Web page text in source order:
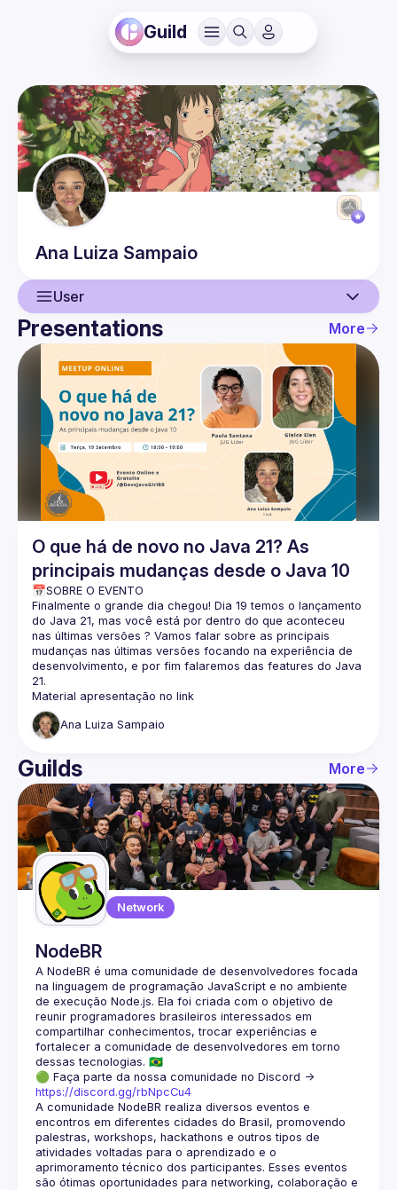
Guild
Ana Luiza Sampaio
User
User
Presentations
Events
Guilds
Presentations More
O que há de novo no Java 21? As
principais mudanças desde o Java 10
📅SOBRE O EVENTO
Finalmente o grande dia chegou! Dia 19 temos o lançamento
do Java 21, mas você está por dentro do que aconteceu
nas últimas versões ? Vamos falar sobre as principais
mudanças nas últimas versões focando na experiência de
desenvolvimento, e por fim falaremos das features do Java
21.
Material apresentação no link
🚩 NOSSAS PALESTRANTES
Paula Santana
Jug Líder, backend engineer, 10 anos de xp em Java,
palestrante e mentora. MVP 2020-2022.
📸 Instagram: @paulasantanajava
🐤Twitter: @psanrosa13
💼 LinkedIn: /in/paula-macedo-santana-dev
Gleice Elen
Apaixonada por tecnologia e educação, desenvolvedora
backend Java há 6 anos, JUG/Community Leader no Devs
JavaGirl.
🐤Twitter: @gleiceellen
💼 LinkedIn: /in/gleice-elen-silva
🎤 HOST
Desenvolvedora backend Java há 4 anos, professora de
programação e JUG Community Manager no Devs JavaGirl.
📸 Instagram: @analu.io
🐤Twitter: @analupontoio
💼 LinkedIn: in/sampaioaanaluiza
Ana Luiza Sampaio
Guilds More
Network
NodeBR
A NodeBR é uma comunidade de desenvolvedores focada
na linguagem de programação JavaScript e no ambiente
de execução Node.js. Ela foi criada com o objetivo de
reunir programadores brasileiros interessados em
compartilhar conhecimentos, trocar experiências e
fortalecer a comunidade de desenvolvedores em torno
🟢 Faça parte da nossa comunidade no Discord ->
https://discord.gg/rbNpcCu4
A comunidade NodeBR realiza diversos eventos e
encontros em diferentes cidades do Brasil, promovendo
palestras, workshops, hackathons e outros tipos de
atividades voltadas para o aprendizado e o
aprimoramento técnico dos participantes. Esses eventos
são ótimas oportunidades para networking, colaboração e